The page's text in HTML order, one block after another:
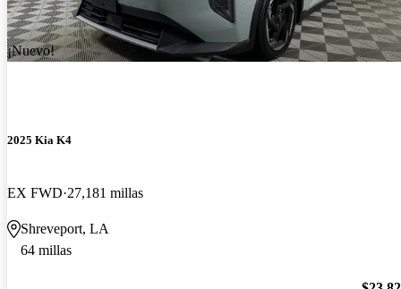
¡Nuevo!
2025 Kia K4
EX FWD 27,181 millas
Shreveport, LA
64 millas